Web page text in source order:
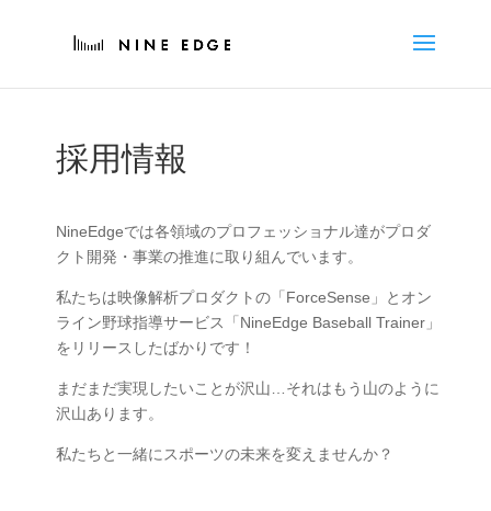
採用情報
NineEdgeでは各領域のプロフェッショナル達がプロダ
クト開発・事業の推進に取り組んでいます。
私たちは映像解析プロダクトの「ForceSense」とオン
ライン野球指導サービス「NineEdge Baseball Trainer」
をリリースしたばかりです！
まだまだ実現したいことが沢山…それはもう山のように
沢山あります。
私たちと一緒にスポーツの未来を変えませんか？